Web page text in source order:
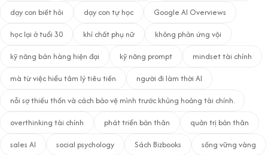
dạy con biết hỏi
dạy con tự học
Google AI Overviews
học lại ở tuổi 30
khí chất phụ nữ
không phản ứng vội
kỹ năng bán hàng hiện đại
kỹ năng prompt
mindset tài chính
mà từ việc hiểu tâm lý tiêu tiền
người đi làm thời AI
nỗi sợ thiếu thốn và cách bảo vệ mình trước khủng hoảng tài chính.
overthinking tài chính
phát triển bản thân
quản trị bản thân
sales AI
social psychology Sách Bizbooks
sống vững vàng